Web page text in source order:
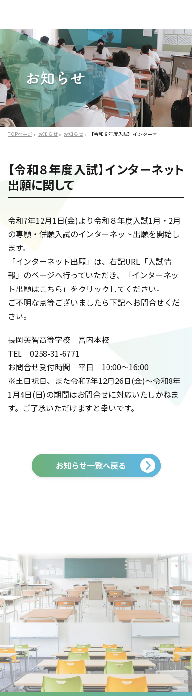
TOPページ > お知らせ > お知らせ > 【令和８年度入試】インターネット出願に関して
【令和８年度入試】インターネット
出願に関して
令和7年12月1日(金)より令和８年度入試1月・2月
の専願・併願入試のインターネット出願を開始し
ます。
「インターネット出願」は、右記URL 「入試情
報」 のページへ行っていただき、「インターネッ
ト出願はこちら」をクリックしてください。
ご不明な点等ございましたら下記へお問合せくだ
さい。
長岡英智高等学校 宮内本校
TEL 0258-31-6771
お問合せ受付時間 平日 10:00～16:00
※土日祝日、また令和7年12月26日(金)～令和8年
1月4日(日)の期間はお問合せに対応いたしかねま
す。ご了承いただけますと幸いです。
お知らせ一覧へ戻る